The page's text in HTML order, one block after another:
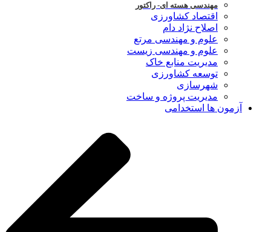
مهندسی هسته ای- راکتور
اقتصاد کشاورزی
اصلاح نژاد دام
علوم و مهندسی مرتع
علوم و مهندسی زیست
مدیریت منابع خاک
توسعه کشاورزی
شهرسازی
مدیریت پروژه و ساخت
آزمون ها استخدامی